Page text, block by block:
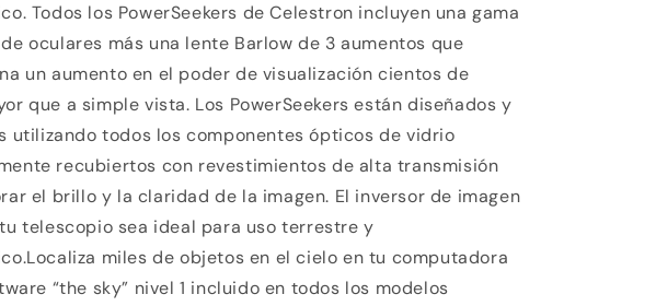
Todos los PowerSeekers de Celestron incluyen una gama
oculares más una lente Barlow de 3 aumentos que
un aumento en el poder de visualización cientos de
que a simple vista. Los PowerSeekers están diseñados y
utilizando todos los componentes ópticos de vidrio
recubiertos con revestimientos de alta transmisión
el brillo y la claridad de la imagen. El inversor de imagen
telescopio sea ideal para uso terrestre y
miles de objetos en el cielo en tu computadora
“the sky” nivel 1 incluido en todos los modelos